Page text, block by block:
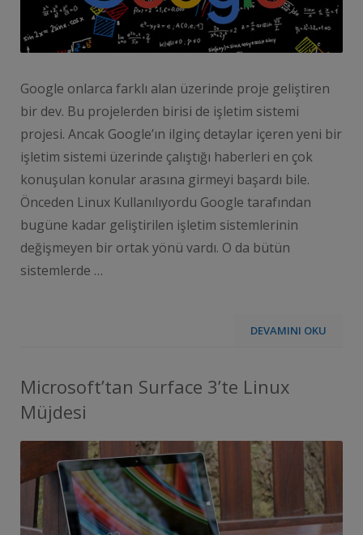
Google onlarca farklı alan üzerinde proje geliştiren
bir dev. Bu projelerden birisi de işletim sistemi
projesi. Ancak Google’ın ilginç detaylar içeren yeni bir
işletim sistemi üzerinde çalıştığı haberleri en çok
konuşulan konular arasına girmeyi başardı bile.
Önceden Linux Kullanılıyordu Google tarafından
bugüne kadar geliştirilen işletim sistemlerinin
değişmeyen bir ortak yönü vardı. O da bütün
sistemlerde …
DEVAMINI OKU
Microsoft’tan Surface 3’te Linux
Müjdesi